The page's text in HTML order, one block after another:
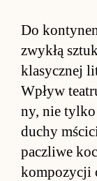
Do
zwykłą
klasycz­nej
Wpływ
ny, nie
du­chy
pacz­liwe
kom­po­zycji